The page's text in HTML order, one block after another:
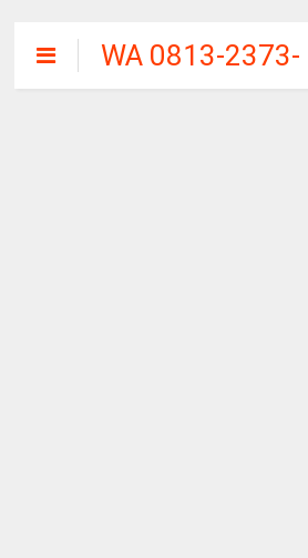
WA 0813-2373-
9973 | WALINI